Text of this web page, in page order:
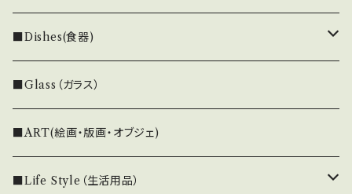
FREEMAN--B
mayu morimoto
■Dishes(食器)
クリスチャンヌ・ペロション
■Glass（ガラス）
■ART(絵画・版画・オブジェ)
■Life Style（生活用品）